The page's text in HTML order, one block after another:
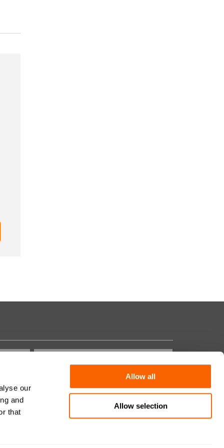
our
and
that
Allow all
Allow selection
Domanda di Sicurezza: